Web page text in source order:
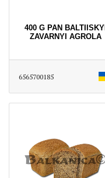
400 G PAN BALTIISKYI
ZAVARNYI AGROLA
6565700185